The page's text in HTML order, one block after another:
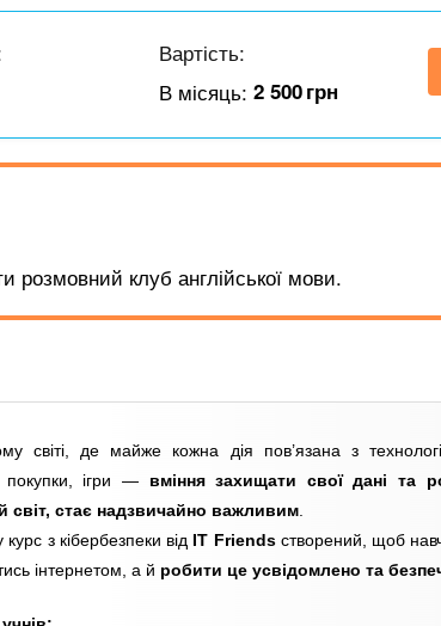
Вартість:
В місяць:2 500грн
розмовний клуб англійської мови.
світі, де майже кожна дія пов’язана з
покупки, ігри — вміння захищати свої дані та
світ, стає надзвичайно важливим
з кібербезпеки від IT Friendsстворений, щоб
інтернетом, а й робити це усвідомлено та